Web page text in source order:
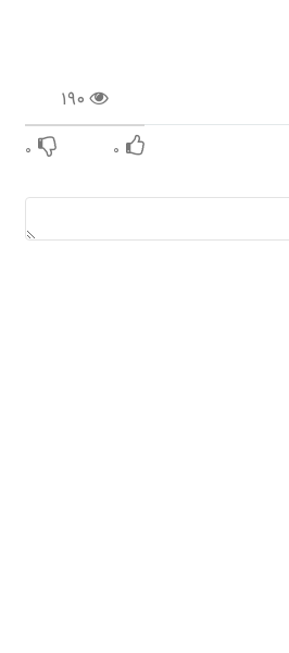
۱۹۰
۰ ۰